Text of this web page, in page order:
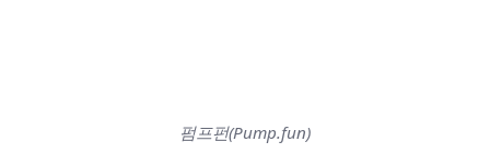
펌프펀(Pump.fun)